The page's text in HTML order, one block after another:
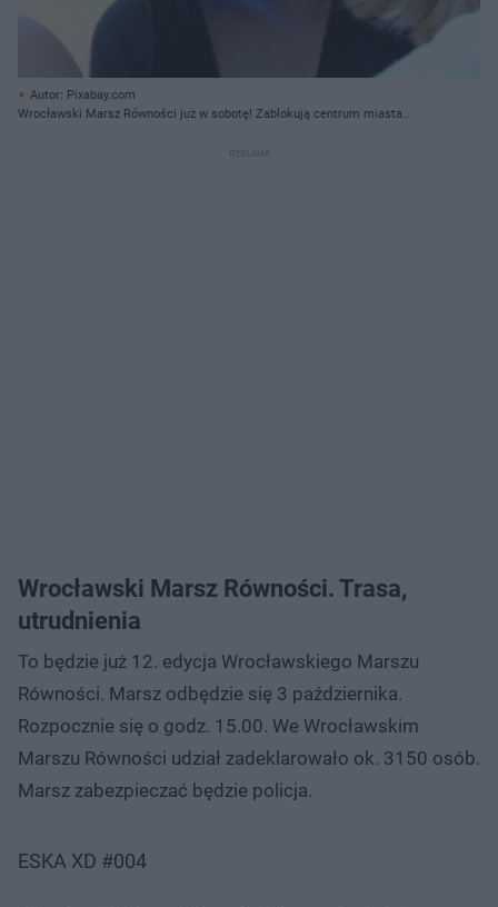
Autor: Pixabay.com
Wrocławski Marsz Równości już w sobotę! Zablokują centrum miasta
Wrocławski Marsz Równości. Trasa,
utrudnienia
To będzie już 12. edycja Wrocławskiego Marszu
Równości. Marsz odbędzie się 3 października.
Rozpocznie się o godz. 15.00. We Wrocławskim
Marszu Równości udział zadeklarowało ok. 3150 osób.
Marsz zabezpieczać będzie policja.
ESKA XD #004